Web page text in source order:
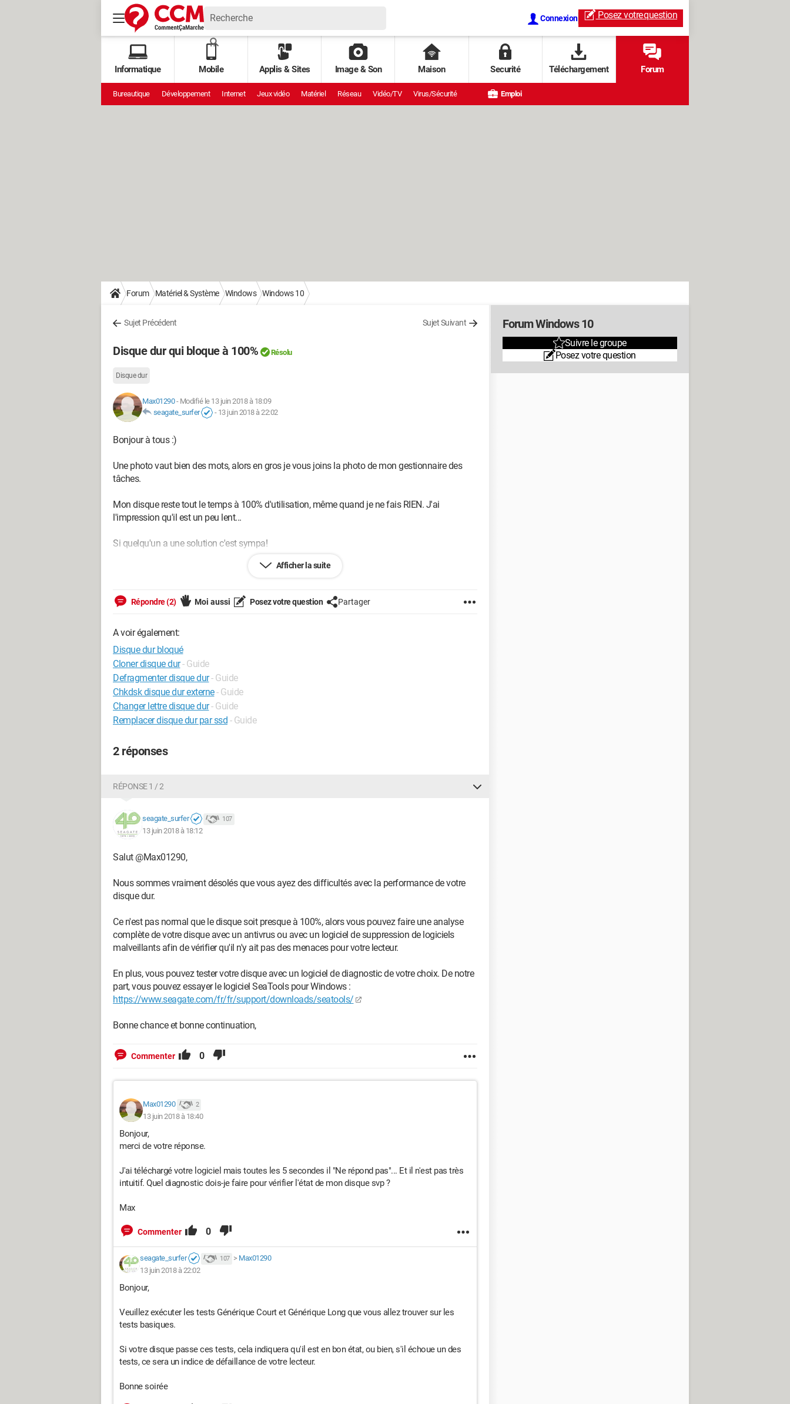
Connexion Posez votrequestion
Informatique Mobile Applis & Sites Image & Son Maison Securité Téléchargement Forum
Bureautique Développement Internet Jeux vidéo Matériel Réseau Vidéo/TV Virus/Sécurité Emploi
Forum Matériel & Système Windows Windows 10
Sujet Précédent Sujet Suivant
Disque dur qui bloque à 100% Résolu
Disque dur
Max01290- Modifié le 13 juin 2018 à 18:09
seagate_surfer
- 13 juin 2018 à 22:02
Bonjour à tous :)
Une photo vaut bien des mots, alors en gros je vous joins la photo de mon gestionnaire des
tâches.
Mon disque reste tout le temps à 100% d'utilisation, même quand je ne fais RIEN. J'ai
l'impression qu'il est un peu lent...
Si quelqu'un a une solution c'est sympa!
Bonjour,
Afficher la suite
Répondre (2) Moi aussi Posez votre question Partager
A voir également:
Disque dur bloqué
Cloner disque dur- Guide
Defragmenter disque dur- Guide
Chkdsk disque dur externe- Guide
Changer lettre disque dur- Guide
Remplacer disque dur par ssd - Guide
2 réponses
RÉPONSE 1 / 2
seagate_surfer 107
13 juin 2018 à 18:12
Salut @Max01290,
Nous sommes vraiment désolés que vous ayez des difficultés avec la performance de votre
disque dur.
Ce n'est pas normal que le disque soit presque à 100%, alors vous pouvez faire une analyse
complète de votre disque avec un antivrus ou avec un logiciel de suppression de logiciels
malveillants afin de vérifier qu'il n'y ait pas des menaces pour votre lecteur.
En plus, vous pouvez tester votre disque avec un logiciel de diagnostic de votre choix. De notre
part, vous pouvez essayer le logiciel SeaTools pour Windows :
https://www.seagate.com/fr/fr/support/downloads/seatools/
Bonne chance et bonne continuation,
Commenter 0
Max01290 2
13 juin 2018 à 18:40
Bonjour,
merci de votre réponse.
J'ai téléchargé votre logiciel mais toutes les 5 secondes il "Ne répond pas"... Et il n'est pas très
intuitif. Quel diagnostic dois-je faire pour vérifier l'état de mon disque svp ?
Max
Commenter 0
seagate_surfer 107 > Max01290
13 juin 2018 à 22:02
Bonjour,
Veuillez exécuter les tests Générique Court et Générique Long que vous allez trouver sur les
tests basiques.
Si votre disque passe ces tests, cela indiquera qu'il est en bon état, ou bien, s'il échoue un des
tests, ce sera un indice de défaillance de votre lecteur.
Bonne soirée
Forum Windows 10
Suivre le groupe
Posez votre question